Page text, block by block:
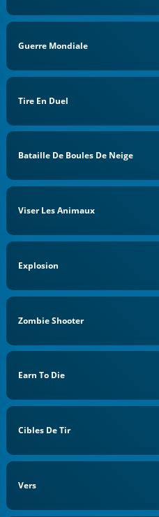
Guerre Mondiale
Tire En Duel
Bataille De Boules De Neige
Viser Les Animaux
Explosion
Zombie Shooter
Earn To Die
Cibles De Tir
Vers